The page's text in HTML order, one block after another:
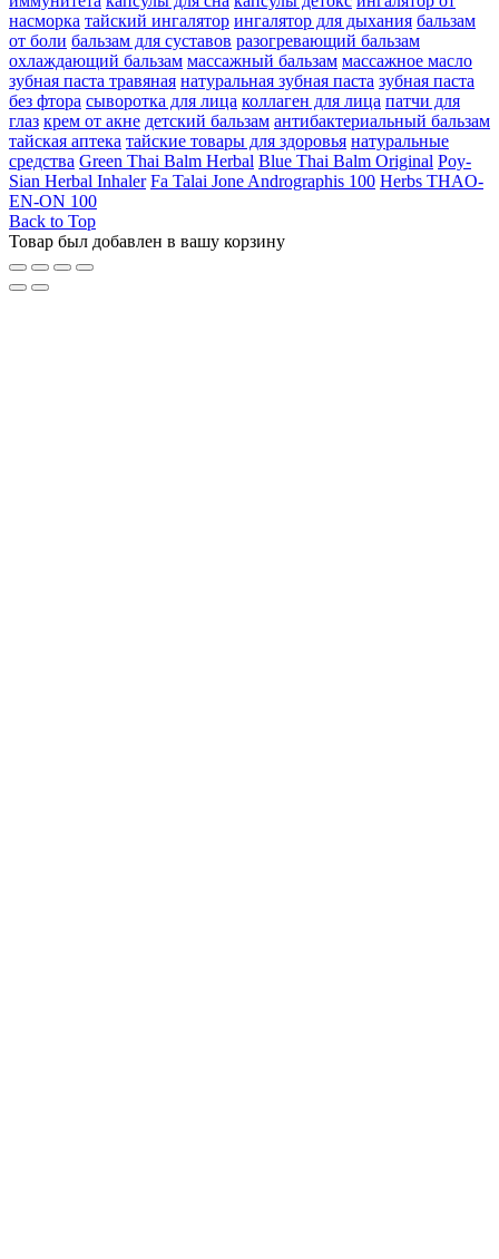
насморка тайский ингалятор ингалятор для дыхания бальзам
от боли бальзам для суставов разогревающий бальзам
охлаждающий бальзам массажный бальзам массажное масло
зубная паста травяная натуральная зубная паста зубная паста
без фтора сыворотка для лица коллаген для лица патчи для
глаз крем от акне детский бальзам антибактериальный бальзам
тайская аптека тайские товары для здоровья натуральные
средства Green Thai Balm Herbal Blue Thai Balm Original Poy-
Sian Herbal Inhaler Fa Talai Jone Andrographis 100 Herbs THAO-
EN-ON 100
Back to Top
Товар был добавлен в вашу корзину